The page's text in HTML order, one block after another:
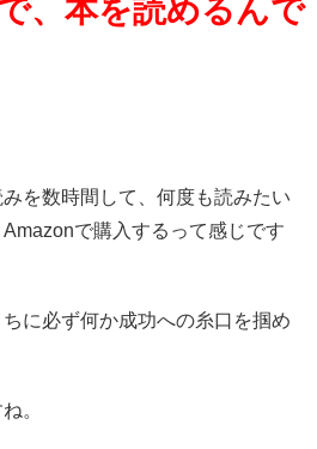
、本を読めるんで
を数時間して、何度も読みたい
で購入するって感じです
に必ず何か成功への糸口を掴め
。